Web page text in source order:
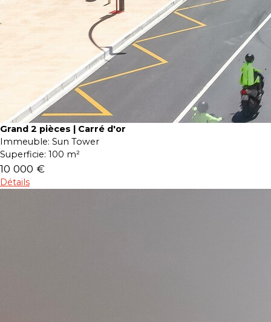
Grand 2 pièces | Carré d'or
Immeuble: Sun Tower
Superficie: 100 m²
10 000 €
Détails